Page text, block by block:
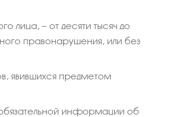
лица, — от десяти тысяч до
правонарушения, или без
явившихся предметом
информации об